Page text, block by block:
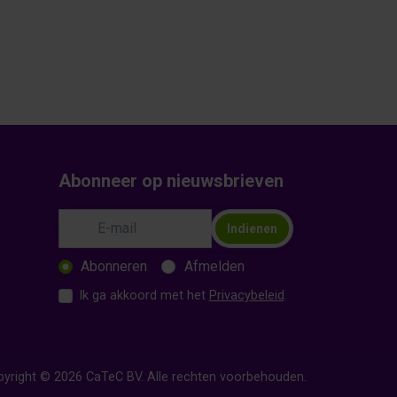
Abonneer op nieuwsbrieven
Indienen
Abonneren Afmelden
Ik ga akkoord met het Privacybeleid.
© 2026 CaTeC BV. Alle rechten voorbehouden.